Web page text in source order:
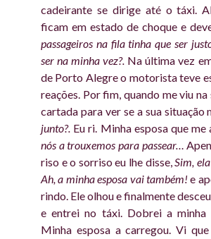
cadeirante se dirige até o táxi.
ficam em estado de choque e
passageiros na fila tinha que ser
ser na minha vez?. Na última vez
de Porto Alegre o motorista teve
reações. Por fim, quando me viu
cartada para ver se a sua
junto?. Eu ri. Minha esposa que
nós a trouxemos para passear…
riso e o sorriso eu lhe disse,Sim,
Ah, a minha esposa vai também!e
rindo. Ele olhou e finalmente
e entrei no táxi. Dobrei a minha
Minha esposa a carregou. Vi